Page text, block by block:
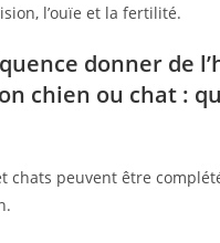
l’ouïe et la fertilité.
donner de
chien ou chat :
chats peuvent être